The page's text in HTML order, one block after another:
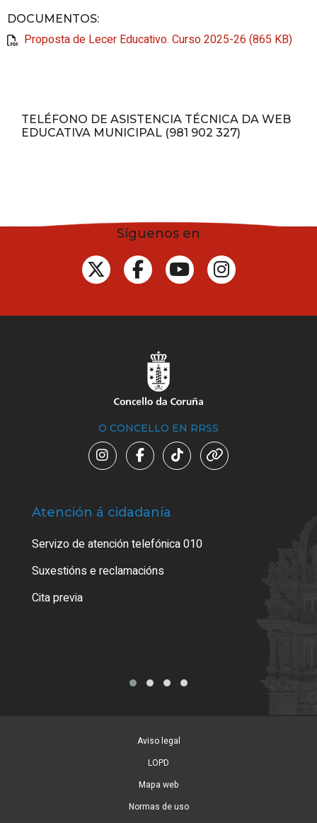
DOCUMENTOS:
Proposta de Lecer Educativo. Curso 2025-26 (865 KB)
TELÉFONO DE ASISTENCIA TÉCNICA DA WEB
EDUCATIVA MUNICIPAL (981 902 327)
Síguenos en
O CONCELLO EN RRSS
Atención á cidadanía
Servizo de atención telefónica 010
Suxestións e reclamacións
Cita previa
Aviso legal
LOPD
Mapa web
Normas de uso